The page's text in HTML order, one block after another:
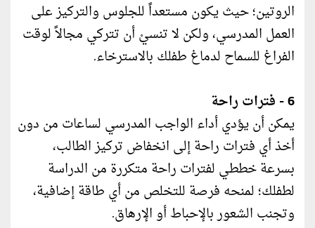
الروتين؛ حيث يكون مستعداً للجلوس والتركيز على
العمل المدرسي، ولكن لا تنسيْ أن تتركي مجالاً لوقت
الفراغ للسماح لدماغ طفلك بالاسترخاء.
6 - فترات راحة
يمكن أن يؤدي أداء الواجب المدرسي لساعات من دون
أخذ أي فترات راحة إلى انخفاض تركيز الطالب،
بسرعة خططي لفترات راحة متكررة من الدراسة
لطفلك؛ لمنحه فرصة للتخلص من أي طاقة إضافية،
وتجنب الشعور بالإحباط أو الإرهاق.